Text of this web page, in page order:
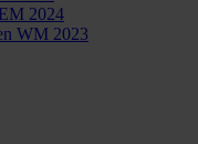
2024
WM 2023